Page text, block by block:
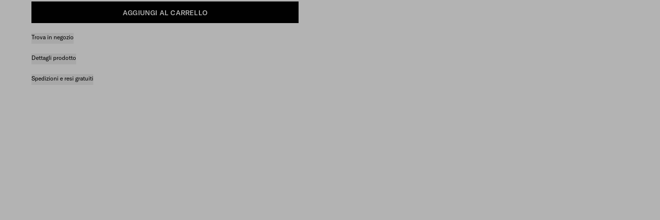
AGGIUNGI AL CARRELLO
Trova in negozio
Dettagli prodotto
Spedizioni e resi gratuiti